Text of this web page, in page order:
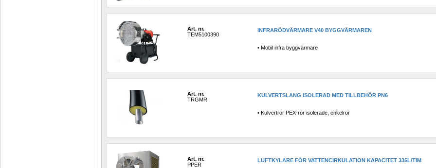
Art. nr.
TEM5100390
INFRARÖDVÄRMARE V40 BYGGVÄRMAREN
• Mobil infra byggvärmare
Art. nr.
TRGMR
KULVERTSLANG ISOLERAD MED TILLBEHÖR PN6
• Kulvertrör PEX-rör isolerade, enkelrör
Art. nr.
PPER
LUFTKYLARE FÖR VATTENCIRKULATION KAPACITET 335L/TIM